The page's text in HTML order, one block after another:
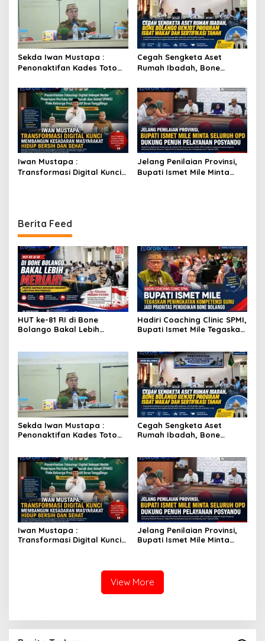
Sekda Iwan Mustapa :
Penonaktifan Kades Toto
DPRD Nilai Keputusan
Pemda Tepat
Cegah Sengketa Aset
Rumah Ibadah, Bone
Isbat Wakaf dan Sertifikasi
Tanah
Iwan Mustapa :
Transformasi Digital Kunci
Jelang Penilaian Provinsi,
Bupati Ismet Mile Minta
Berita Feed
HUT ke-81 RI di Bone
Bolango Bakal Lebih
Libatkan Masyarakat
Hadiri Coaching Clinic SPMI,
Bupati Ismet Mile Tegaskan
Pendidikan Bone Bolango
Sekda Iwan Mustapa :
Penonaktifan Kades Toto
Pemda Tepat
Cegah Sengketa Aset
Rumah Ibadah, Bone
Tanah
Iwan Mustapa :
Transformasi Digital Kunci
Jelang Penilaian Provinsi,
Bupati Ismet Mile Minta
View More